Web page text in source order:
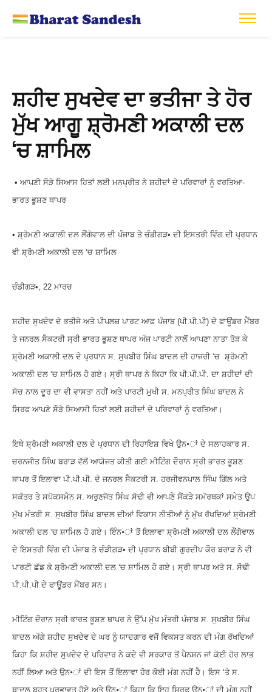
ਸ਼ਹੀਦ ਸੁਖਦੇਵ ਦਾ ਭਤੀਜਾ ਤੇ ਹੋਰ
ਮੁੱਖ ਆਗੂ ਸ਼੍ਰੋਮਣੀ ਅਕਾਲੀ ਦਲ
‘ਚ ਸ਼ਾਮਿਲ
• ਆਪਣੀ ਸੌੜੇ ਸਿਆਸ ਹਿਤਾਂ ਲਈ ਮਨਪ੍ਰੀਤ ਨੇ ਸ਼ਹੀਦਾਂ ਦੇ ਪਰਿਵਾਰਾਂ ਨੂੰ ਵਰਤਿਆ-
ਭਾਰਤ ਭੂਸ਼ਣ ਥਾਪਰ
• ਸ਼੍ਰੋਮਣੀ ਅਕਾਲੀ ਦਲ ਲੌਂਗੋਵਾਲ ਦੀ ਪੰਜਾਬ ਤੇ ਚੰਡੀਗੜ• ਦੀ ਇਸਤਰੀ ਵਿੰਗ ਦੀ ਪ੍ਰਧਾਨ
ਵੀ ਸ਼੍ਰੋਮਣੀ ਅਕਾਲੀ ਦਲ ‘ਚ ਸ਼ਾਮਿਲ
ਚੰਡੀਗੜ•, 22 ਮਾਰਚ
ਸ਼ਹੀਦ ਸੁਖਦੇਵ ਦੇ ਭਤੀਜੇ ਅਤੇ ਪੀਪਲਜ਼ ਪਾਰਟ ਆਫ਼ ਪੰਜਾਬ (ਪੀ.ਪੀ.ਪੀ) ਦੇ ਫਾਊਂਡਰ ਮੈਂਬਰ
ਤੇ ਜਨਰਲ ਸੈਕਟਰੀ ਸ੍ਰੀ ਭਾਰਤ ਭੂਸ਼ਣ ਥਾਪਰ ਅੱਜ ਪਾਰਟੀ ਨਾਲੋਂ ਆਪਣਾ ਨਾਤਾ ਤੋੜ ਕੇ
ਸ਼੍ਰੋਮਣੀ ਅਕਾਲੀ ਦਲ ਦੇ ਪ੍ਰਧਾਨ ਸ. ਸੁਖਬੀਰ ਸਿੰਘ ਬਾਦਲ ਦੀ ਹਾਜਰੀ ‘ਚ ਸ਼੍ਰੋਮਣੀ
ਅਕਾਲੀ ਦਲ ‘ਚ ਸ਼ਾਮਿਲ ਹੋ ਗਏ। ਸ੍ਰੀ ਥਾਪਰ ਨੇ ਕਿਹਾ ਕਿ ਪੀ.ਪੀ.ਪੀ. ਦਾ ਸ਼ਹੀਦਾਂ ਦੀ
ਸੋਚ ਨਾਲ ਦੂਰ ਦਾ ਵੀ ਵਾਸਤਾ ਨਹੀਂ ਅਤੇ ਪਾਰਟੀ ਮੁਖੀ ਸ. ਮਨਪ੍ਰੀਤ ਸਿੰਘ ਬਾਦਲ ਨੇ
ਸਿਰਫ ਆਪਣੇ ਸੌੜੇ ਸਿਆਸੀ ਹਿਤਾਂ ਲਈ ਸ਼ਹੀਦਾਂ ਦੇ ਪਰਿਵਾਰਾਂ ਨੂੰ ਵਰਤਿਆ।
ਇਥੇ ਸ਼੍ਰੋਮਣੀ ਅਕਾਲੀ ਦਲ ਦੇ ਪ੍ਰਧਾਨ ਦੀ ਰਿਹਾਇਸ਼ ਵਿਖੇ ਉਨ•ਾਂ ਦੇ ਸਲਾਹਕਾਰ ਸ.
ਚਰਨਜੀਤ ਸਿੰਘ ਬਰਾੜ ਵੱਲੋਂ ਆਯੋਜਤ ਕੀਤੀ ਗਈ ਮੀਟਿੰਗ ਦੌਰਾਨ ਸ੍ਰੀ ਭਾਰਤ ਭੂਸ਼ਣ
ਥਾਪਰ ਤੋਂ ਇਲਾਵਾ ਪੀ.ਪੀ.ਪੀ. ਦੇ ਜਨਰਲ ਸੈਕਟਰੀ ਸ. ਹਰਜੀਵਨਪਾਲ ਸਿੰਘ ਗਿੱਲ ਅਤੇ
ਸਕੱਤਰ ਤੇ ਸਪੋਕਸਮੈਨ ਸ. ਅਰੁਣਜੋਤ ਸਿੰਘ ਸੋਢੀ ਵੀ ਆਪਣੇ ਸੈਂਕੜੇ ਸਮੱਰਥਕਾਂ ਸਮੇਤ ਉਪ
ਮੁੱਖ ਮੰਤਰੀ ਸ. ਸੁਖਬੀਰ ਸਿੰਘ ਬਾਦਲ ਦੀਆਂ ਵਿਕਾਸ ਨੀਤੀਆਂ ਨੂੰ ਮੁੱਖ ਰੱਖਦਿਆਂ ਸ਼੍ਰੋਮਣੀ
ਅਕਾਲੀ ਦਲ ‘ਚ ਸ਼ਾਮਿਲ ਹੋ ਗਏ। ਇੰਨ•ਾਂ ਤੋਂ ਇਲਾਵਾ ਸ਼੍ਰੋਮਣੀ ਅਕਾਲੀ ਦਲ ਲੌਂਗੋਵਾਲ
ਦੇ ਇਸਤਰੀ ਵਿੰਗ ਦੀ ਪੰਜਾਬ ਤੇ ਚੰੜੀਗ਼ੜ• ਦੀ ਪ੍ਰਧਾਨ ਬੀਬੀ ਗੁਰਦੀਪ ਕੌਰ ਬਰਾੜ ਨੇ ਵੀ
ਪਾਰਟੀ ਛੱਡ ਕੇ ਸ਼੍ਰੋਮਣੀ ਅਕਾਲੀ ਦਲ ‘ਚ ਸ਼ਾਮਿਲ ਹੋ ਗਏ। ਸ੍ਰੀ ਥਾਪਰ ਅਤੇ ਸ. ਸੋਢੀ
ਪੀ.ਪੀ.ਪੀ ਦੇ ਫਾਊਂਡਰ ਮੈਂਬਰ ਸਨ।
ਮੀਟਿੰਗ ਦੌਰਾਨ ਸ੍ਰੀ ਭਾਰਤ ਭੂਸ਼ਣ ਥਾਪਰ ਨੇ ਉੱਪ ਮੁੱਖ ਮੰਤਰੀ ਪੰਜਾਬ ਸ. ਸੁਖਬੀਰ ਸਿੰਘ
ਬਾਦਲ ਅੱਗੇ ਸ਼ਹੀਦ ਸੁਖਦੇਵ ਦੇ ਘਰ ਨੂੰ ਯਾਦਗਾਰ ਵਜੋਂ ਵਿਕਸਤ ਕਰਨ ਦੀ ਮੰਗ ਰੱਖਦਿਆਂ
ਕਿਹਾ ਕਿ ਸ਼ਹੀਦ ਸੁਖਦੇਵ ਦੇ ਪਰਿਵਾਰ ਨੇ ਕਦੇ ਵੀ ਸਰਕਾਰ ਤੋਂ ਪੈਨਸ਼ਨ ਜਾਂ ਕੋਈ ਹੋਰ ਲਾਭ
ਨਹੀਂ ਲਿਆ ਅਤੇ ਉਨ•ਾਂ ਦੀ ਇਸ ਤੋਂ ਇਲਾਵਾ ਹੋਰ ਕੋਈ ਮੰਗ ਨਹੀਂ ਹੈ। ਇਸ ‘ਤੇ ਸ.
ਬਾਦਲ ਬਹੁਤ ਪ੍ਰਭਾਵਤ ਹੋਏ ਅਤੇ ਉਨ•ਾਂ ਕਿਹਾ ਕਿ ਇਹ ਸਿਰਫ ਉਨ•ਾਂ ਦੀ ਮੰਗ ਨਹੀਂ